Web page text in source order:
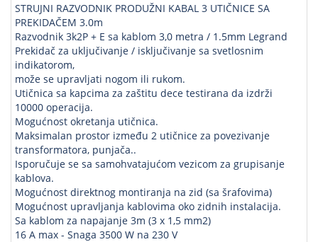
STRUJNI RAZVODNIK PRODUŽNI KABAL 3 UTIČNICE SA
PREKIDAČEM 3.0m
Razvodnik 3k2P + E sa kablom 3,0 metra / 1.5mm Legrand
Prekidač za uključivanje / isključivanje sa svetlosnim
indikatorom,
može se upravljati nogom ili rukom.
Utičnica sa kapcima za zaštitu dece testirana da izdrži
10000 operacija.
Mogućnost okretanja utičnica.
Maksimalan prostor između 2 utičnice za povezivanje
transformatora, punjača..
Isporučuje se sa samohvatajućom vezicom za grupisanje
kablova.
Mogućnost direktnog montiranja na zid (sa šrafovima)
Mogućnost upravljanja kablovima oko zidnih instalacija.
Sa kablom za napajanje 3m (3 x 1,5 mm2)
16 A max - Snaga 3500 W na 230 V